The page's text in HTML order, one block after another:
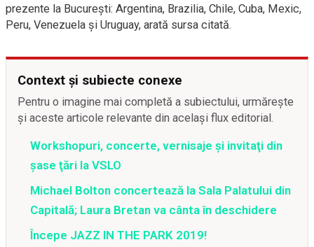
prezente la București: Argentina, Brazilia, Chile, Cuba, Mexic,
Peru, Venezuela și Uruguay, arată sursa citată.
Context și subiecte conexe
Pentru o imagine mai completă a subiectului, urmărește
și aceste articole relevante din același flux editorial.
Workshopuri, concerte, vernisaje şi invitaţi din
şase ţări la VSLO
Michael Bolton concertează la Sala Palatului din
Capitală; Laura Bretan va cânta în deschidere
Începe JAZZ IN THE PARK 2019!